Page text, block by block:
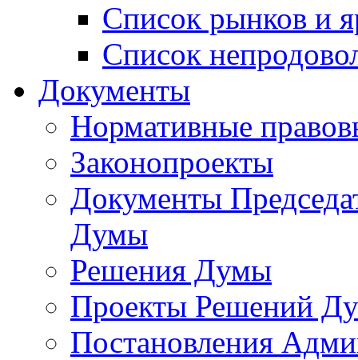
Cписок рынков и
Список
Документы
Нормативные
Законопроекты
Документы
Думы
Решения Думы
Проекты Решений
Постановления